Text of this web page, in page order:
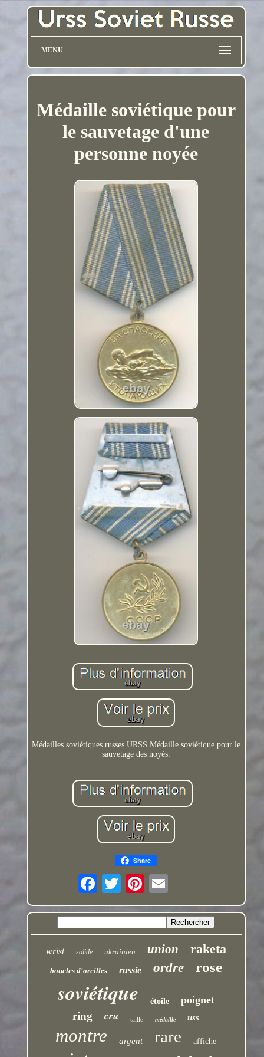
MENU
Médaille soviétique pour
le sauvetage d'une
personne noyée
Médailles soviétiques russes URSS Médaille soviétique pour le
sauvetage des noyés.
Share
wrist solide ukrainien union raketa
boucles d'oreilles russie ordre rose
soviétique étoile poignet
ring cru taille médaille uss
montre argent rare affiche